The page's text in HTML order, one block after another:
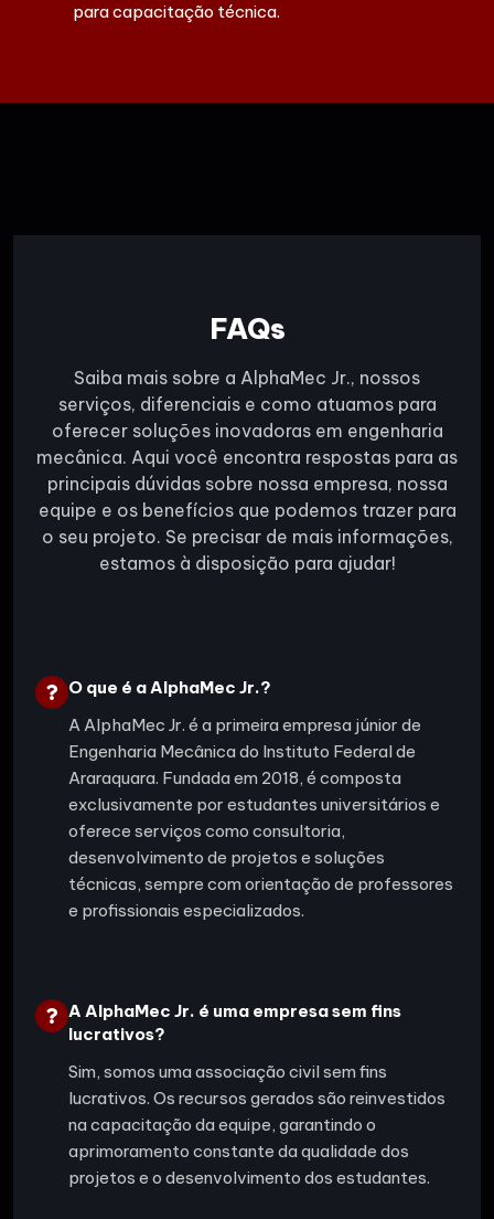
para capacitação técnica.
FAQs
Saiba mais sobre a AlphaMec Jr., nossos
serviços, diferenciais e como atuamos para
oferecer soluções inovadoras em engenharia
mecânica. Aqui você encontra respostas para as
principais dúvidas sobre nossa empresa, nossa
equipe e os benefícios que podemos trazer para
o seu projeto. Se precisar de mais informações,
estamos à disposição para ajudar!
O que é a AlphaMec Jr.?
A AlphaMec Jr. é a primeira empresa júnior de
Engenharia Mecânica do Instituto Federal de
Araraquara. Fundada em 2018, é composta
exclusivamente por estudantes universitários e
oferece serviços como consultoria,
desenvolvimento de projetos e soluções
técnicas, sempre com orientação de professores
e profissionais especializados.
A AlphaMec Jr. é uma empresa sem fins
lucrativos?
Sim, somos uma associação civil sem fins
lucrativos. Os recursos gerados são reinvestidos
na capacitação da equipe, garantindo o
aprimoramento constante da qualidade dos
projetos e o desenvolvimento dos estudantes.